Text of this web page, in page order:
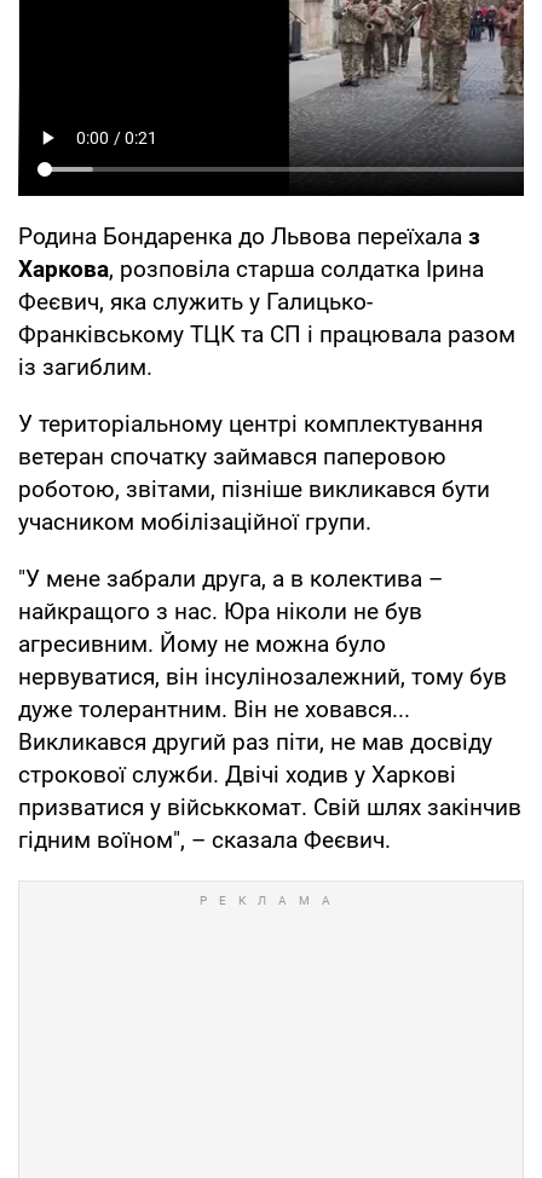
Родина Бондаренка до Львова переїхала з
Харкова, розповіла старша солдатка Ірина
Феєвич, яка служить у Галицько-
Франківському ТЦК та СП і працювала разом
із загиблим.
У територіальному центрі комплектування
ветеран спочатку займався паперовою
роботою, звітами, пізніше викликався бути
учасником мобілізаційної групи.
"У мене забрали друга, а в колектива –
найкращого з нас. Юра ніколи не був
агресивним. Йому не можна було
нервуватися, він інсулінозалежний, тому був
дуже толерантним. Він не ховався...
Викликався другий раз піти, не мав досвіду
строкової служби. Двічі ходив у Харкові
призватися у військкомат. Свій шлях закінчив
гідним воїном", – сказала Феєвич.